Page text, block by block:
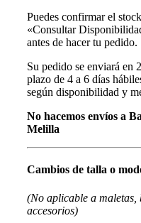
Puedes confirmar el
«Consultar
antes de hacer tu pedido.
Su pedido se enviará en
plazo de 4 a 6 días
según disponibilidad y
No hacemos envíos a
Melilla
Cambios de talla o
(No aplicable a maletas,
accesorios)